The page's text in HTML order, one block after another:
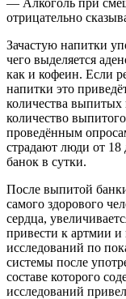
отрицательно
Зачастую напитки
чего выделяется
как и кофеин. Если
напитки это
количества
количество
проведённым
страдают люди от 18
банок в сутки.
После выпитой
самого здорового
сердца,
привести к артмии
исследований по
системы после
составе которого
исследований